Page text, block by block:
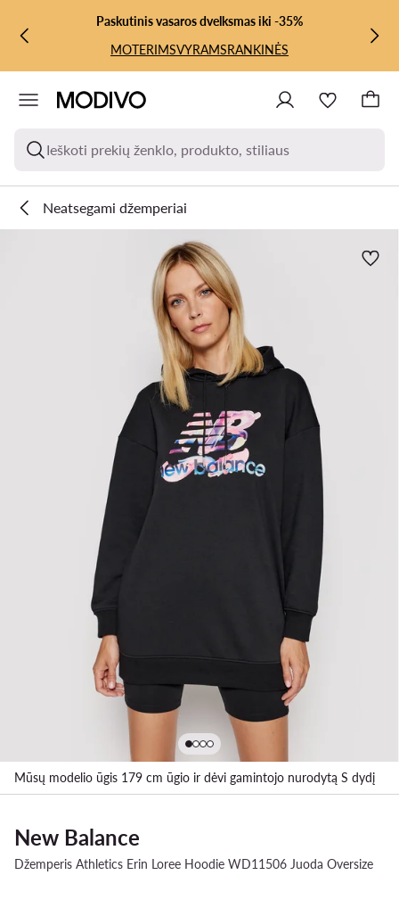
PEREITI PRIE PAGRINDINIO TURINIO
PEREITI Į PAIEŠKĄPaskutinis vasaros dvelksmas iki -35%
MOTERIMSVYRAMSRANKINĖS
Ieškoti prekių ženklo, produkto, stiliaus
Neatsegami džemperiai
Mūsų modelio ūgis 179 cm ūgio ir dėvi gamintojo nurodytą S dydį
New Balance
Džemperis Athletics Erin Loree Hoodie WD11506 Juoda Oversize